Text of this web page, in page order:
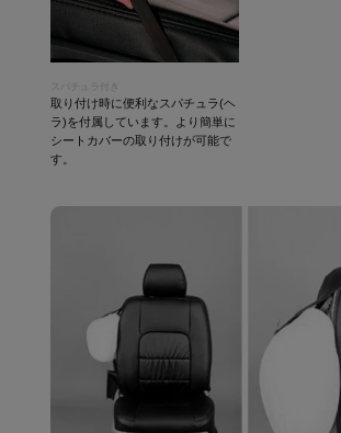
スパチュラ付き
取り付け時に便利なスパチュラ(ヘ
ラ)を付属しています。より簡単に
シートカバーの取り付けが可能で
す。